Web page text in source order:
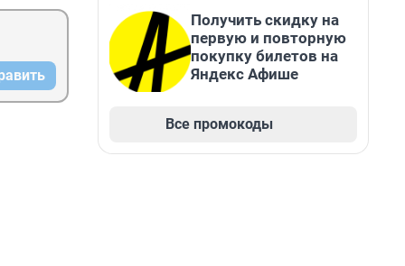
Получить скидку на
первую и повторную
покупку билетов на
Яндекс Афише
Все промокоды